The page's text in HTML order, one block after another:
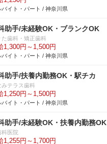
バイト・パート / 神奈川県
助手/未経験OK・ブランクOK
た歯科・矯正歯科
1,300円～1,500円
バイト・パート / 神奈川県
助手/扶養内勤務OK・駅チカ
みテラス歯科
1,250円～1,500円
バイト・パート / 神奈川県
助手/未経験OK・扶養内勤務OK
科医院
1,255円～1,700円